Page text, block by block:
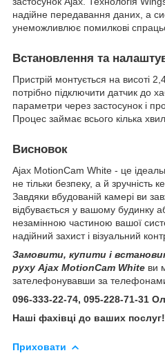
надійне передавання даних, а
унеможливлює помилкові
Встановлення та
Пристрій монтується на висоті
потрібно підключити датчик до
параметри через застосунок і
Процес займає всього кілька
Висновок
Ajax MotionCam White - це
не тільки безпеку, а й зручність
Завдяки вбудованій камері ви
відбувається у вашому будинку
незамінною частиною вашої
надійний захист і візуальний
Замовити, купити і
руху Ajax MotionCam White ви
зателефонувавши за
096-333-22-74, 095-228-71-31
Наші фахівці до ваших послуг!
Приховати